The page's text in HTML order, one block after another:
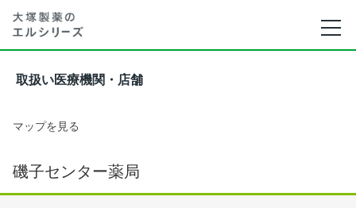
取扱い医療機関・店舗
マップを見る
磯子センター薬局